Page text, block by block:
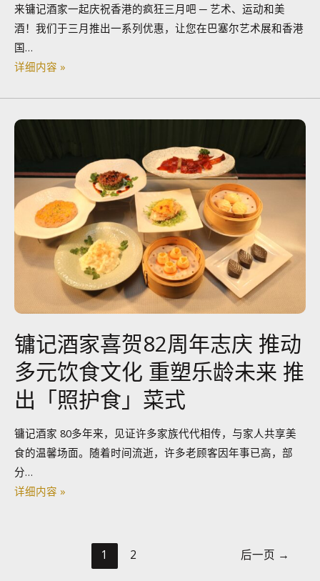
来镛记酒家一起庆祝香港的疯狂三月吧 ─ 艺术、运动和美
酒！我们于三月推出一系列优惠，让您在巴塞尔艺术展和香港
国…
详细内容 »
镛记酒家喜贺82周年志庆 推动
多元饮食文化 重塑乐龄未来 推
出「照护食」菜式
镛记酒家 80多年来，见证许多家族代代相传，与家人共享美
食的温馨场面。随着时间流逝，许多老顾客因年事已高，部
分…
详细内容 »
1 2 后一页 →